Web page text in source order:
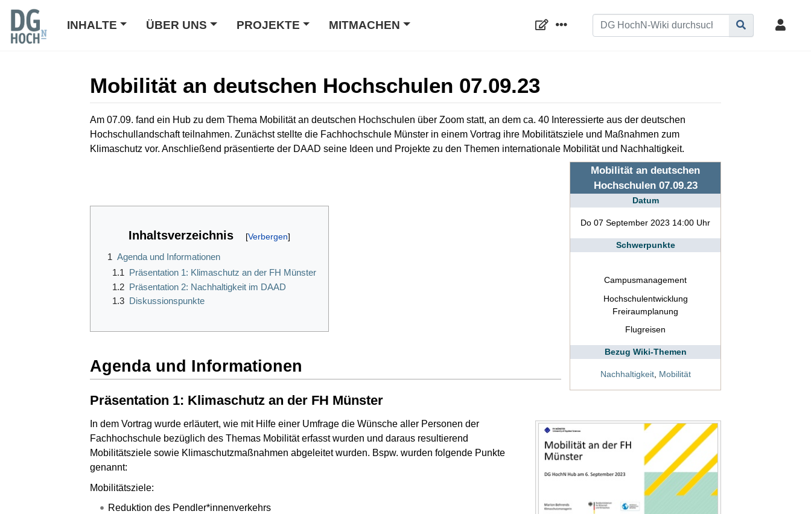
INHALTE ÜBER UNS PROJEKTE MITMACHEN
Mobilität an deutschen Hochschulen 07.09.23
Wechseln zu:Navigation ,Suche
Am 07.09. fand ein Hub zu dem Thema Mobilität an deutschen Hochschulen über Zoom statt, an dem ca. 40 Interessierte aus der deutschen
Hochschullandschaft teilnahmen. Zunächst stellte die Fachhochschule Münster in einem Vortrag ihre Mobilitätsziele und Maßnahmen zum
Klimaschutz vor. Anschließend präsentierte der DAAD seine Ideen und Projekte zu den Themen internationale Mobilität und Nachhaltigkeit.
Mobilität an deutschen
Hochschulen 07.09.23
Datum
Do 07 September 2023 14:00 Uhr
Schwerpunkte
Campusmanagement
Hochschulentwicklung
Freiraumplanung
Flugreisen
Bezug Wiki-Themen
Nachhaltigkeit, Mobilität
Inhaltsverzeichnis
1 Agenda und Informationen
1.1 Präsentation 1: Klimaschutz an der FH Münster
1.2 Präsentation 2: Nachhaltigkeit im DAAD
1.3 Diskussionspunkte
Agenda und Informationen
Präsentation 1: Klimaschutz an der FH Münster
In dem Vortrag wurde erläutert, wie mit Hilfe einer Umfrage die Wünsche aller Personen der
Fachhochschule bezüglich des Themas Mobilität erfasst wurden und daraus resultierend
Mobilitätsziele sowie Klimaschutzmaßnahmen abgeleitet wurden. Bspw. wurden folgende Punkte
genannt:
Mobilitätsziele:
Reduktion des Pendler*innenverkehrs